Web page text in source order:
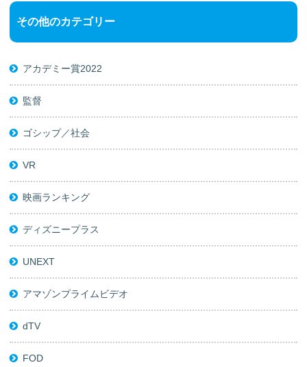
その他のカテゴリー
アカデミー賞2022
監督
ゴシップ／社会
VR
映画ランキング
ディズニープラス
UNEXT
アマゾンプライムビデオ
dTV
FOD